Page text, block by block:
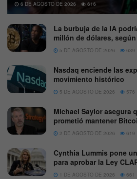
6 DE AGOSTO DE 2026 616
La burbuja de la IA
millón de dólares,
5 DE AGOSTO DE 2026 639
Nasdaq enciende las
movimiento histórico
5 DE AGOSTO DE 2026 576
Michael Saylor asegura
prometió mantener
2 DE AGOSTO DE 2026 619
Cynthia Lummis pone
para aprobar la Ley
1 DE AGOSTO DE 2026 661